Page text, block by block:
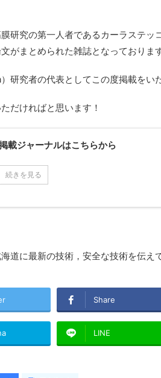
研究の第一人者であるカーラステッ
がまとめられた雑誌となっております
研究者の代表としてこの度掲載をい
だければと思います！
載ジャーナルはこちらから
続きを見る
道に最新の技術，安全な技術を伝え
Share
LINE